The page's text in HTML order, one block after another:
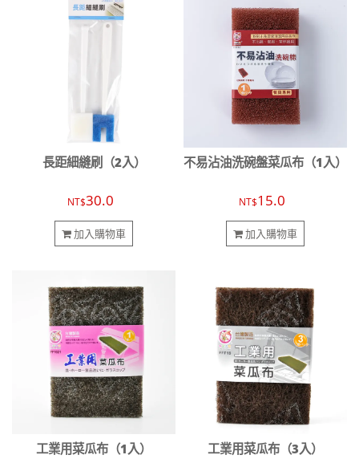
長距細縫刷（2入）
NT$30.0
加入購物車
不易沾油洗碗盤菜瓜布（1入）
NT$15.0
加入購物車
工業用菜瓜布（1入） 工業用菜瓜布（3入）